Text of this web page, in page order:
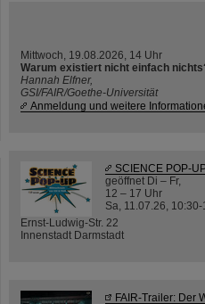
Mittwoch, 19.08.2026, 14 Uhr
Warum existiert nicht einfach
Hannah Elfner,
GSI/FAIR/Goethe-Universität
Anmeldung und weitere
SCIENCE POP-
geöffnet Di – Fr,
12 – 17 Uhr
Sa, 11.07.26,
Ernst-Ludwig-Str. 22
Innenstadt Darmstadt
FAIR-Trailer: Der